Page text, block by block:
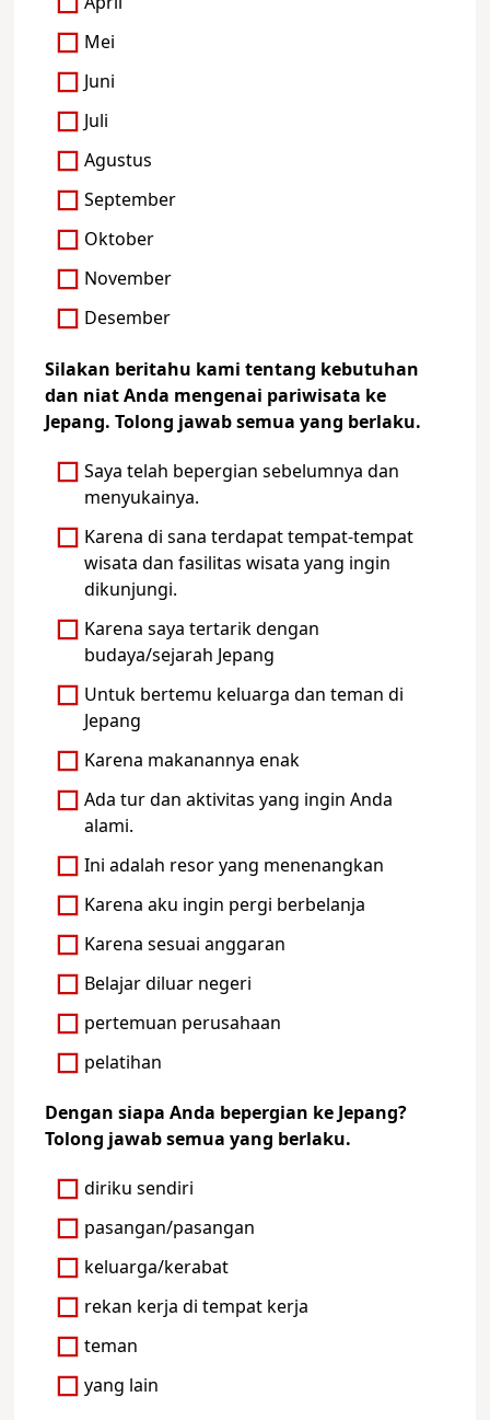
Mei
Juni
Juli
Agustus
September
Oktober
November
Desember
Silakan beritahu kami tentang kebutuhan
dan niat Anda mengenai pariwisata ke
Jepang. Tolong jawab semua yang berlaku.
Saya telah bepergian sebelumnya dan
menyukainya.
Karena di sana terdapat tempat-tempat
wisata dan fasilitas wisata yang ingin
dikunjungi.
Karena saya tertarik dengan
budaya/sejarah Jepang
Untuk bertemu keluarga dan teman di
Jepang
Karena makanannya enak
Ada tur dan aktivitas yang ingin Anda
alami.
Ini adalah resor yang menenangkan
Karena aku ingin pergi berbelanja
Karena sesuai anggaran
Belajar diluar negeri
pertemuan perusahaan
pelatihan
Dengan siapa Anda bepergian ke Jepang?
Tolong jawab semua yang berlaku.
diriku sendiri
pasangan/pasangan
keluarga/kerabat
rekan kerja di tempat kerja
teman
yang lain